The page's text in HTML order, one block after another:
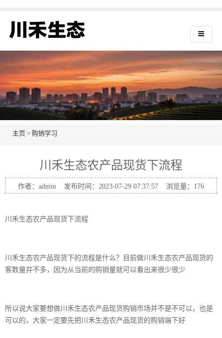
主页 > 购销学习
川禾生态农产品现货下流程
作者：admin 发布时间：2023-07-29 07:37:57 浏览量： 176
川禾生态农产品现货下流程
川禾生态农产品现货下的流程是什么？目前做川禾生态农产品现货的
客数量并不多，因为从当前的购销量就可以看出来很少很少
所以说大家要想做川禾生态农产品现货购销市场并不是不可以，也是
可以的，大家一定要先把川禾生态农产品现货的购销端下好